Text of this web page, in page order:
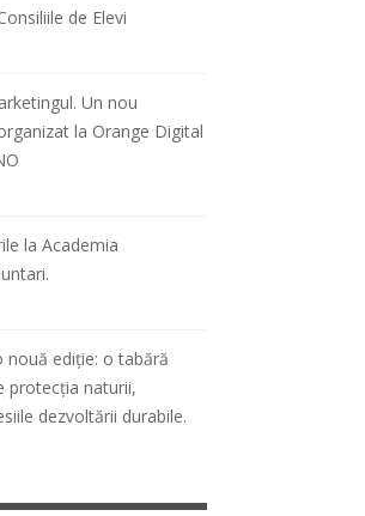
de Elevi
Un nou
la Orange Digital
la Academia
nouă ediție: o tabără
protecția naturii,
dezvoltării durabile.